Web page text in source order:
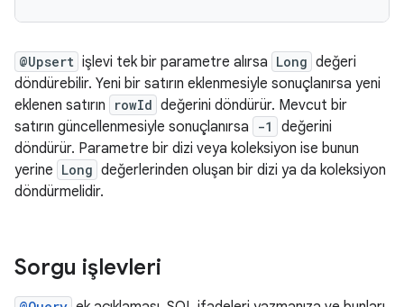
@Upsert işlevi tek bir parametre alırsa Long değeri
döndürebilir. Yeni bir satırın eklenmesiyle sonuçlanırsa yeni
eklenen satırın
rowId değerini döndürür. Mevcut bir
satırın güncellenmesiyle sonuçlanırsa
-1
değerini
döndürür. Parametre bir dizi veya koleksiyon ise bunun
yerine Long değerlerinden oluşan bir dizi ya da koleksiyon
döndürmelidir.
Sorgu işlevleri